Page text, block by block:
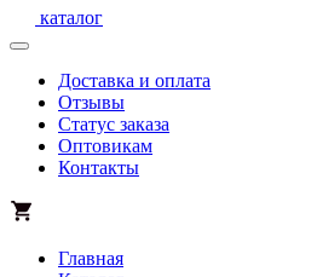
каталог
Доставка и оплата
Отзывы
Статус заказа
Оптовикам
Контакты
Главная